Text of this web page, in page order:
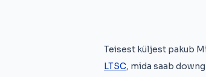
Teisest küljest pakub
LTSC, mida saab